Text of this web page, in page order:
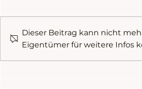
1. Platz beim
Dieser Beitrag kann nicht
Eigentümer für weitere Infos